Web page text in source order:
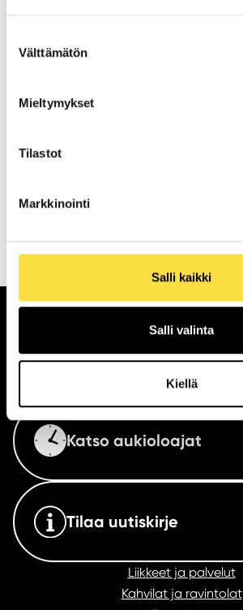
valinta
Välttämätön
Mieltymykset
Tilastot
Markkinointi
Salli kaikki
Salli valinta
Kiellä
14.4.2026:
15.4.2026:
17.4.2026:
20.6.2026:
Saapuminen
Katso aukioloajat
Tilaa uutiskirje
Liikkeet ja palvelut
Kahvilat ja ravintolat